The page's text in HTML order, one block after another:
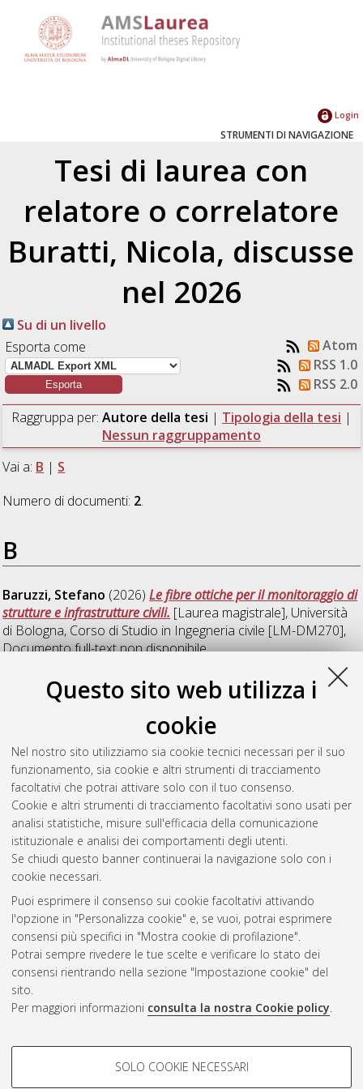
Questo sito web utilizza i
cookie
Nel nostro sito utilizziamo sia cookie tecnici necessari per il suo
funzionamento, sia cookie e altri strumenti di tracciamento
facoltativi che potrai attivare solo con il tuo consenso.
Cookie e altri strumenti di tracciamento facoltativi sono usati per
analisi statistiche, misure sull'efficacia della comunicazione
istituzionale e analisi dei comportamenti degli utenti.
Se chiudi questo banner continuerai la navigazione solo con i
cookie necessari.
Puoi esprimere il consenso sui cookie facoltativi attivando
l'opzione in "Personalizza cookie" e, se vuoi, potrai esprimere
consensi più specifici in "Mostra cookie di profilazione".
Potrai sempre rivedere le tue scelte e verificare lo stato dei
consensi rientrando nella sezione "Impostazione cookie" del
sito.
Per maggiori informazioni consulta la nostra Cookie policy.
COOKIE DI PROFILAZIONE -
SOLO COOKIE NECESSARI
Login
STRUMENTI DI NAVIGAZIONE
Tesi di laurea con
relatore o correlatore
Buratti, Nicola, discusse
nel 2026
Su di un livello
Esporta come
Atom
RSS 1.0
RSS 2.0
Raggruppa per: Autore della tesi | Tipologia della tesi |
Nessun raggruppamento
Vai a: B | S
Numero di documenti: 2.
B
Baruzzi, Stefano (2026)Le fibre ottiche per il monitoraggio di
strutture e infrastrutture civili. [Laurea magistrale], Università
di Bologna, Corso di Studio in Ingegneria civile [LM-DM270],
Documento full-text non disponibile
system for a composite steel-concrete bridge in Bologna.
[Laurea magistrale], Università di Bologna, Corso di Studio in
Civil engineering [LM-DM270], Documento full-text non
disponibile
Questa lista e' stata generata ilFri Aug 7 01:43:47 2026 CEST
Atom
Rss 1.0
Rss 2.0
AMS Laurea
Impostazioni Cookie
Informativa sulla privacy